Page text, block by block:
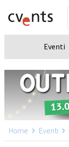
Eventi
Home Eventi